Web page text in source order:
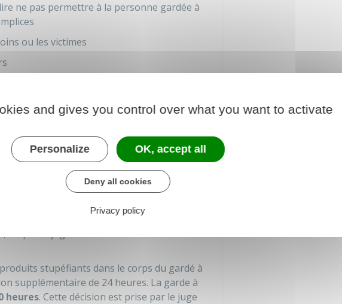
ne pas permettre à la personne gardée à
ou les victimes
de
décidée par leprocureur de la République
gardée à vue peut être entendue par le
tribunal ou par visioconférence.
peut être prolongée pour atteindre la
de trafic de drogue, meurtre aggravé... et
la décision est prise par le juge
par le juge des libertés et de la détention
stupéfiants dans le corps du gardé à
supplémentaire de 24 heures. La garde à
heures. Cette décision est prise par le juge
and gives you control over what you want to activate
Personalize OK, accept all
Deny all cookies
Privacy policy